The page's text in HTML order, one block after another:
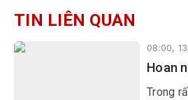
TIN LIÊN QUAN
08:00,
Hoan
Trong